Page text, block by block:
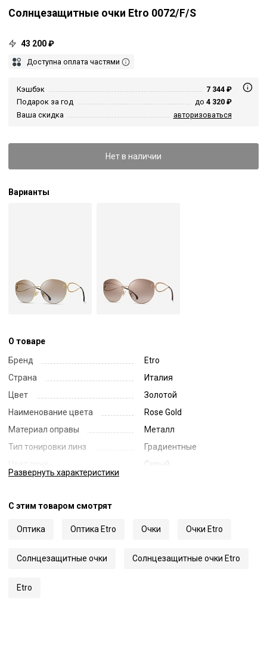
Солнцезащитные очки Etro 0072/F/S
43 200 ₽
Доступна оплата частями
Кэшбэк
7 344 ₽
Подарок за год
до 4 320 ₽
Ваша скидка
авторизоваться
Нет в наличии
Варианты
О товаре
Бренд
Etro
Страна
Италия
Цвет
Золотой
Наименование цвета
Rose Gold
Материал оправы
Металл
Тип тонировки линз
Градиентные
Серый
Длина заушника
145
Развернуть характеристики
С этим товаром смотрят
Оптика Оптика Etro Очки Очки Etro
Солнцезащитные очки Солнцезащитные очки Etro
Etro